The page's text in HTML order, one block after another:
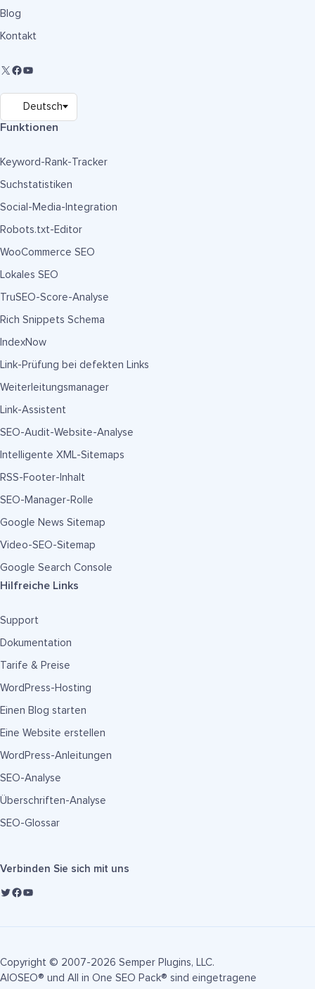
Blog
Kontakt
Funktionen
Keyword-Rank-Tracker
Suchstatistiken
Social-Media-Integration
Robots.txt-Editor
WooCommerce SEO
Lokales SEO
TruSEO-Score-Analyse
Rich Snippets Schema
IndexNow
Link-Prüfung bei defekten Links
Weiterleitungsmanager
Link-Assistent
SEO-Audit-Website-Analyse
Intelligente XML-Sitemaps
RSS-Footer-Inhalt
SEO-Manager-Rolle
Google News Sitemap
Video-SEO-Sitemap
Google Search Console
Hilfreiche Links
Support
Dokumentation
Tarife & Preise
WordPress-Hosting
Einen Blog starten
Eine Website erstellen
WordPress-Anleitungen
SEO-Analyse
Überschriften-Analyse
SEO-Glossar
Verbinden Sie sich mit uns
Copyright © 2007-2026 Semper Plugins, LLC.
AIOSEO® und All in One SEO Pack® sind eingetragene